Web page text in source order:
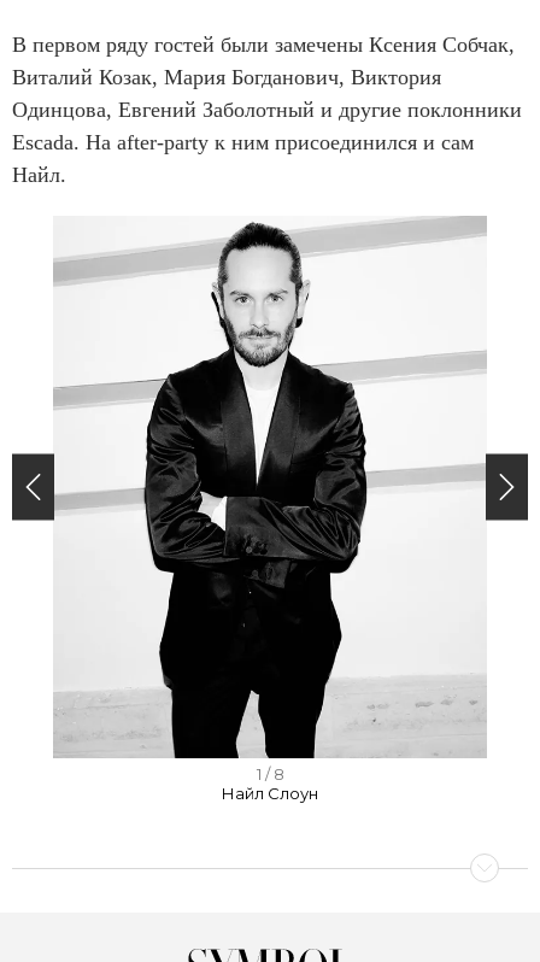
В первом ряду гостей были замечены Ксения Собчак,
Виталий Козак, Мария Богданович, Виктория
Одинцова, Евгений Заболотный и другие поклонники
Escada. На after-party к ним присоединился и сам
Найл.
m
1 / 8
Найл Слоун